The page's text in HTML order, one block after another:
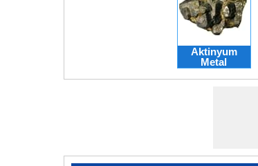
Aktinyum
Metal